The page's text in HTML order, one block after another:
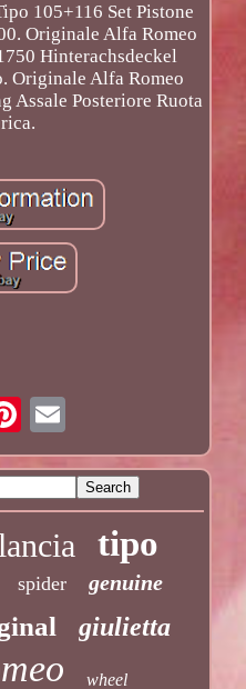
105+116 Set Pistone
Originale Alfa Romeo
Hinterachsdeckel
Originale Alfa Romeo
Assale Posteriore Ruota
tipo
spider genuine
giulietta
wheel